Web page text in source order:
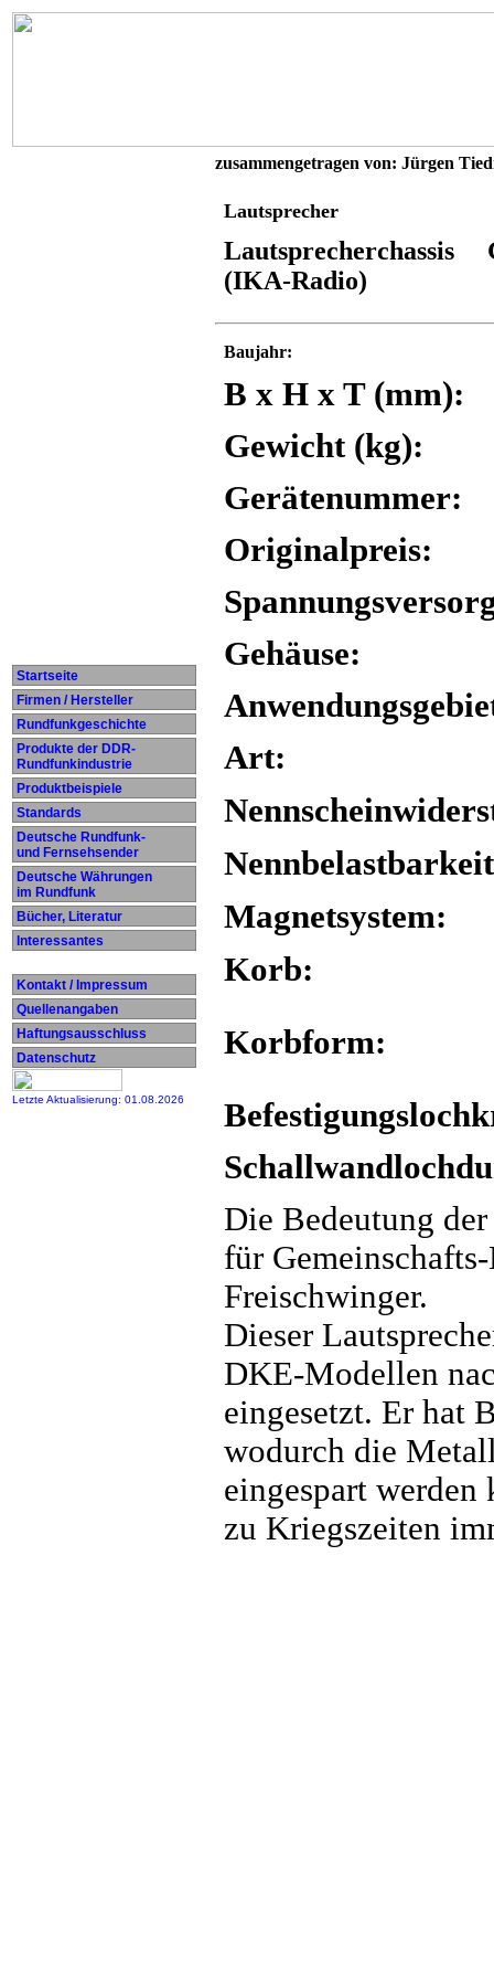
Startseite
Firmen / Hersteller
Rundfunkgeschichte
Produkte der DDR-
Rundfunkindustrie
Produktbeispiele
Standards
Deutsche Rundfunk-
und Fernsehsender
Deutsche Währungen
im Rundfunk
Bücher, Literatur
Interessantes
Kontakt / Impressum
Quellenangaben
Haftungsausschluss
Datenschutz
Letzte Aktualisierung: 01.08.2026
zusammengetragen von: Jürgen
Lautsprecher
Lautsprecherchassis
(IKA-Radio)
Baujahr:
B x H x T (mm):
Gewicht (kg):
Gerätenummer:
Originalpreis:
Gehäuse:
Art:
Magnetsystem:
Korb:
Korbform:
Die Bedeutung
für
Freischwinger.
Dieser
DKE-Modellen
eingesetzt. Er hat
wodurch die
eingespart
zu Kriegszeiten